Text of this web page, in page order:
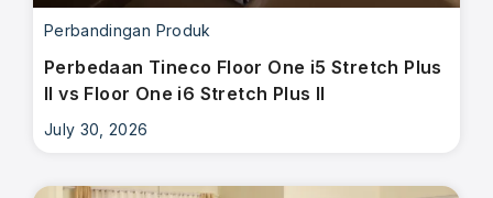
Perbandingan Produk
Perbedaan Tineco Floor One i5 Stretch Plus
II vs Floor One i6 Stretch Plus II
July 30, 2026